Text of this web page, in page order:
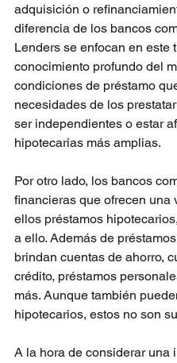
adquisición o
diferencia de los bancos
Lenders se enfocan en este
conocimiento profundo del
condiciones de préstamo
necesidades de los
ser independientes o estar
hipotecarias más amplias.
Por otro lado, los bancos
financieras que ofrecen una
ellos préstamos
a ello. Además de
brindan cuentas de ahorro,
crédito, préstamos
más. Aunque también
hipotecarios, estos no son
A la hora de considerar